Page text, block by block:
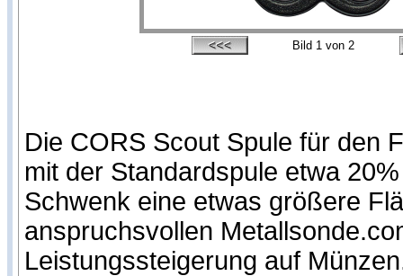
Bild 1 von 2
Die CORS Scout Spule für den
mit der Standardspule etwa
Schwenk eine etwas größere
anspruchsvollen
Leistungssteigerung auf